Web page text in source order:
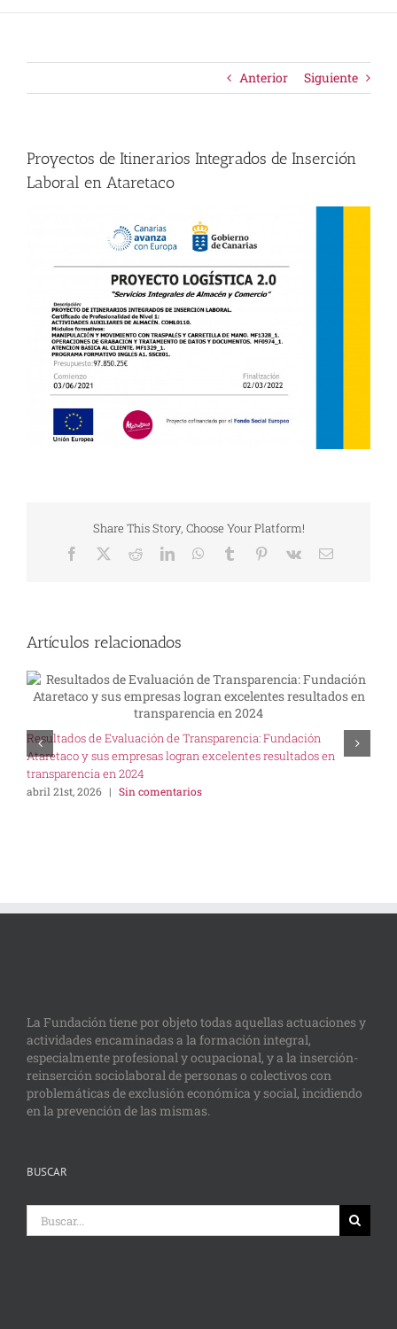
Anterior Siguiente
Proyectos de Itinerarios Integrados de Inserción
Laboral en Ataretaco
Share This Story, Choose Your Platform!
Facebook RedditLinkedInWhatsApp
Tumblr Pinterest
Vk
Correo
Artículos relacionados
Resultados de Evaluación de Transparencia: Fundación
Ataretaco y sus empresas logran excelentes resultados en
transparencia en 2024
abril 21st, 2026 | Sin comentarios
La Fundación tiene por objeto todas aquellas actuaciones y
actividades encaminadas a la formación integral,
especialmente profesional y ocupacional, y a la inserción-
reinserción sociolaboral de personas o colectivos con
problemáticas de exclusión económica y social, incidiendo
en la prevención de las mismas.
BUSCAR